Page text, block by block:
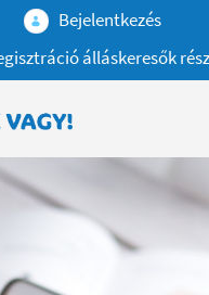
Bejelentkezés
álláskeresők